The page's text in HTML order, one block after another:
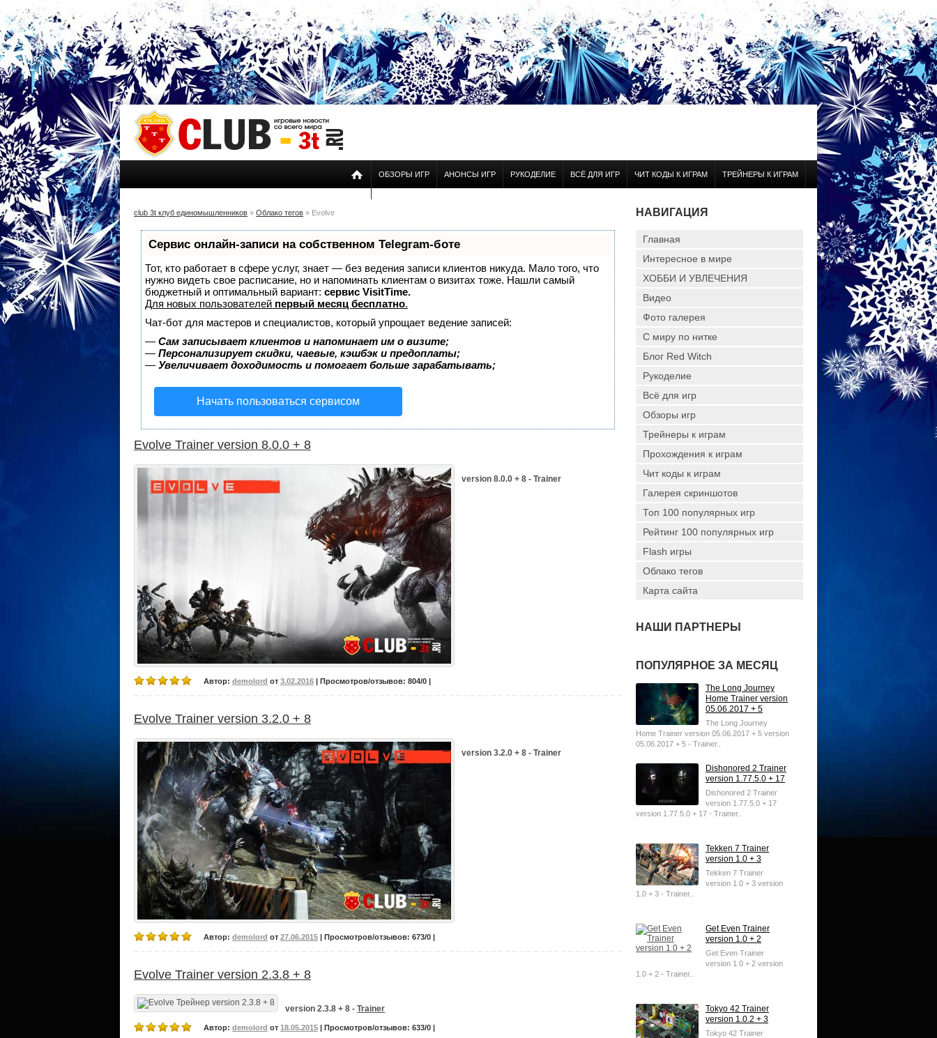
ОБЗОРЫ ИГР АНОНСЫ ИГР РУКОДЕЛИЕ ВСЁ ДЛЯ ИГР ЧИТ КОДЫ К ИГРАМ ТРЕЙНЕРЫ К ИГРАМ
club 3t клуб единомышленников » Облако тегов » Evolve
Сервис онлайн-записи на собственном Telegram-боте
Тот, кто работает в сфере услуг, знает — без ведения записи клиентов никуда. Мало того, что
нужно видеть свое расписание, но и напоминать клиентам о визитах тоже. Нашли самый
бюджетный и оптимальный вариант: сервис VisitTime.
Для новых пользователей первый месяц бесплатно.
Чат-бот для мастеров и специалистов, который упрощает ведение записей:
— Сам записывает клиентов и напоминает им о визите;
— Персонализирует скидки, чаевые, кэшбэк и предоплаты;
— Увеличивает доходимость и помогает больше зарабатывать;
Начать пользоваться сервисом
Evolve Trainer version 8.0.0 + 8
version 8.0.0 + 8 - Trainer
Автор: demolord от 3.02.2016 | Просмотров/отзывов: 804/0 |
Evolve Trainer version 3.2.0 + 8
version 3.2.0 + 8 - Trainer
Автор: demolord от 27.06.2015 | Просмотров/отзывов: 673/0 |
Evolve Trainer version 2.3.8 + 8
version 2.3.8 + 8 - Trainer
Автор: demolord от 18.05.2015 | Просмотров/отзывов: 633/0 |
НАВИГАЦИЯ
Главная
Интересное в мире
ХОББИ И УВЛЕЧЕНИЯ
Видео
Фото галерея
С миру по нитке
Блог Red Witch
Рукоделие
Всё для игр
Обзоры игр
Трейнеры к играм
Прохождения к играм
Чит коды к играм
Галерея скриншотов
Топ 100 популярных игр
Рейтинг 100 популярных игр
Flash игры
Облако тегов
Карта сайта
НАШИ ПАРТНЕРЫ
ПОПУЛЯРНОЕ ЗА МЕСЯЦ
The Long Journey
Home Trainer version
05.06.2017 + 5
The Long Journey
Home Trainer version 05.06.2017 + 5 version
05.06.2017 + 5 - Trainer..
Dishonored 2 Trainer
version 1.77.5.0 + 17
Dishonored 2 Trainer
version 1.77.5.0 + 17
version 1.77.5.0 + 17 - Trainer..
Tekken 7 Trainer
version 1.0 + 3
Tekken 7 Trainer
version 1.0 + 3 version
1.0 + 3 - Trainer..
Get Even Trainer
version 1.0 + 2
Get Even Trainer
version 1.0 + 2 version
1.0 + 2 - Trainer..
Tokyo 42 Trainer
version 1.0.2 + 3
Tokyo 42 Trainer